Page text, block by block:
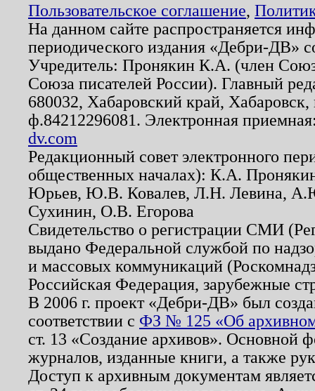
Пользовательское соглашение,
На данном сайте распространяется
периодического издания «Дебри-ДВ»
Учредитель: Пронякин К.А. (член
Союза писателей России). Главный
680032, Хабаровский край,
ф.84212296081. Электронная
dv.com
Редакционный совет электронного
общественных началах): К.А.
Юрьев, Ю.В. Ковалев, Л.Н. Левина,
Сухинин, О.В. Егорова
Свидетельство о регистрации СМИ
выдано Федеральной службой по
и массовых коммуникаций
Российская Федерация, зарубежные
В 2006 г. проект «Дебри-ДВ» был
соответствии с ФЗ № 125 «Об
ст. 13 «Создание архивов». Основной
журналов, изданные книги, а также
Доступ к архивным документам